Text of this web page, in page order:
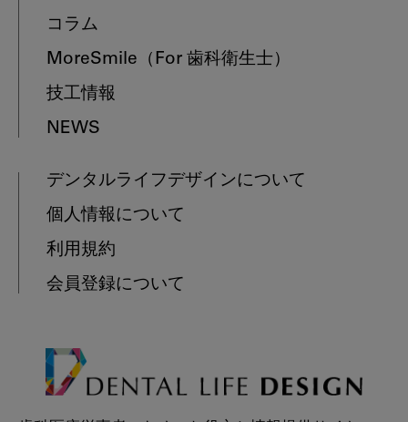
コラム
MoreSmile （For 歯科衛生士）
技工情報
NEWS
デンタルライフデザインについて
個人情報について
利用規約
会員登録について